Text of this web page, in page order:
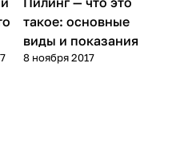
Пилинг
такое: основные
виды и показания
8 ноября 2017